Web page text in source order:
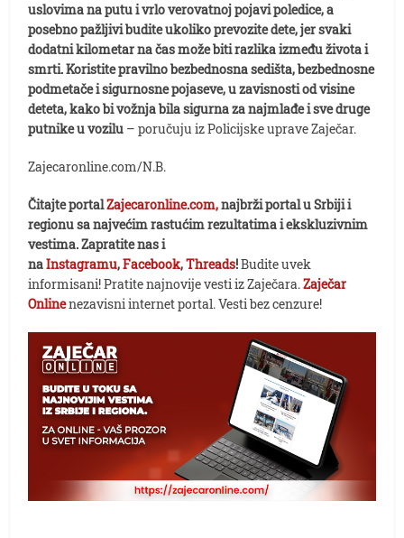
uslovima na putu i vrlo verovatnoj pojavi poledice, a
posebno pažljivi budite ukoliko prevozite dete, jer svaki
dodatni kilometar na čas može biti razlika između života i
smrti. Koristite pravilno bezbednosna sedišta, bezbednosne
podmetače i sigurnosne pojaseve, u zavisnosti od visine
deteta, kako bi vožnja bila sigurna za najmlađe i sve druge
putnike u vozilu – poručuju iz Policijske uprave Zaječar.
Zajecaronline.com/N.B.
Čitajte portalZajecaronline.com,najbrži portal u Srbiji i
regionu sa najvećim rastućim rezultatima i ekskluzivnim
vestima. Zapratite nas i
naInstagramu,Facebook,Threads!Budite uvek
informisani! Pratite najnovije vesti iz Zaječara.Zaječar
Onlinenezavisni internet portal. Vesti bez cenzure!